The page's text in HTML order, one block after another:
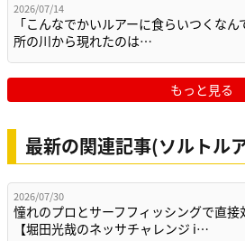
2026/07/14
「こんなでかいルアーに食らいつくなん
所の川から現れたのは…
もっと見る
最新の関連記事(ソルトル
2026/07/30
憧れのプロとサーフフィッシングで直接
【堀田光哉のネッサチャレンジ i…